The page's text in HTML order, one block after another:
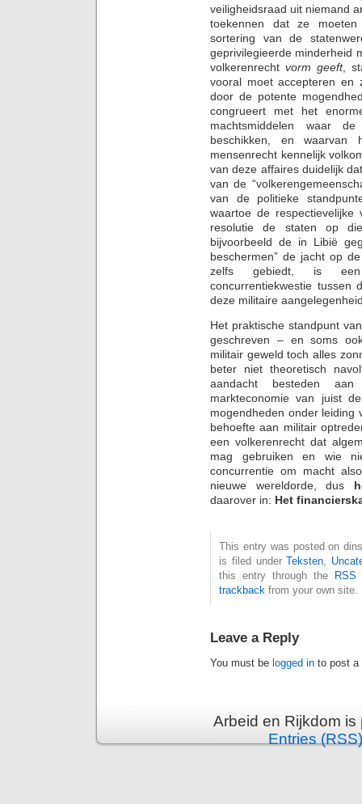
veiligheidsraad uit niemand
toekennen dat ze
sortering van de
geprivilegieerde minderheid
volkerenrechtvorm geeft,
vooral moet accepteren en
door de potente
congrueert met het
machtsmiddelen waar
beschikken, en
mensenrecht kennelijk
van deze affaires duidelijk
van de
van de politieke
waartoe de respectievelijke
resolutie de staten op
bijvoorbeeld de in Libië
beschermen” de jacht op
zelfs gebiedt, is een
concurrentiekwestie tussen
deze militaire
Het praktische standpunt
geschreven – en soms
militair geweld toch alles
beter niet theoretisch
aandacht besteden
markteconomie van juist
mogendheden onder leiding
behoefte aan militair
een volkerenrecht dat
mag gebruiken en wie
concurrentie om macht
nieuwe wereldorde, dus
daarover in: Het
This entry was posted on
is filed underTeksten
this entry through the
RSS
trackback from your own site.
Leave a Reply
You must be logged in to post a
Arbeid en Rijkdom
Entries (RSS)